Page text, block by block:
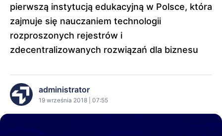
pierwszą instytucją edukacyjną w Polsce, która
zajmuje się nauczaniem technologii
rozproszonych rejestrów i
zdecentralizowanych rozwiązań dla biznesu
administrator
19 września 2018 | 07:55